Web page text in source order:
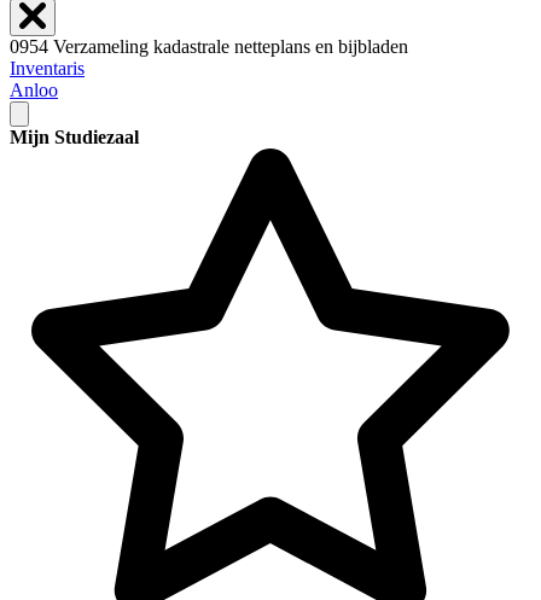
0954 Verzameling kadastrale netteplans en bijbladen
Inventaris
Anloo
Mijn Studiezaal